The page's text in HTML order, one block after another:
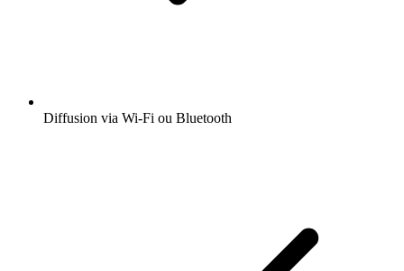
Diffusion via Wi-Fi ou Bluetooth